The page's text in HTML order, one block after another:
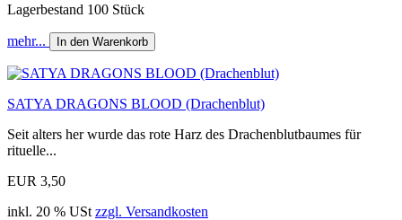
Lagerbestand 100 Stück
mehr... In den Warenkorb
SATYA DRAGONS BLOOD (Drachenblut)
Seit alters her wurde das rote Harz des Drachenblutbaumes für
rituelle...
EUR 3,50
inkl. 20 % USt zzgl. Versandkosten